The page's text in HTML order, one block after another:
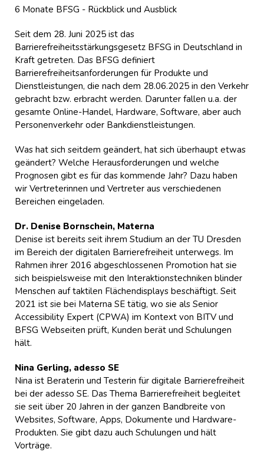
6 Monate BFSG - Rückblick und Ausblick
Seit dem 28. Juni 2025 ist das
Barrierefreiheitsstärkungsgesetz BFSG in Deutschland in
Kraft getreten. Das BFSG definiert
Barrierefreiheitsanforderungen für Produkte und
Dienstleistungen, die nach dem 28.06.2025 in den Verkehr
gebracht bzw. erbracht werden. Darunter fallen u.a. der
gesamte Online-Handel, Hardware, Software, aber auch
Personenverkehr oder Bankdienstleistungen.
Was hat sich seitdem geändert, hat sich überhaupt etwas
geändert? Welche Herausforderungen und welche
Prognosen gibt es für das kommende Jahr? Dazu haben
wir Vertreterinnen und Vertreter aus verschiedenen
Bereichen eingeladen.
Dr. Denise Bornschein, Materna
Denise ist bereits seit ihrem Studium an der TU Dresden
im Bereich der digitalen Barrierefreiheit unterwegs. Im
Rahmen ihrer 2016 abgeschlossenen Promotion hat sie
sich beispielsweise mit den Interaktionstechniken blinder
Menschen auf taktilen Flächendisplays beschäftigt. Seit
2021 ist sie bei Materna SE tätig, wo sie als Senior
Accessibility Expert (CPWA) im Kontext von BITV und
BFSG Webseiten prüft, Kunden berät und Schulungen
hält.
Nina Gerling, adesso SE
Nina ist Beraterin und Testerin für digitale Barrierefreiheit
bei der adesso SE. Das Thema Barrierefreiheit begleitet
sie seit über 20 Jahren in der ganzen Bandbreite von
Websites, Software, Apps, Dokumente und Hardware-
Produkten. Sie gibt dazu auch Schulungen und hält
Vorträge.